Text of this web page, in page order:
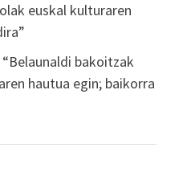
euskal kulturaren
bakoitzak
hautua egin; baikorra